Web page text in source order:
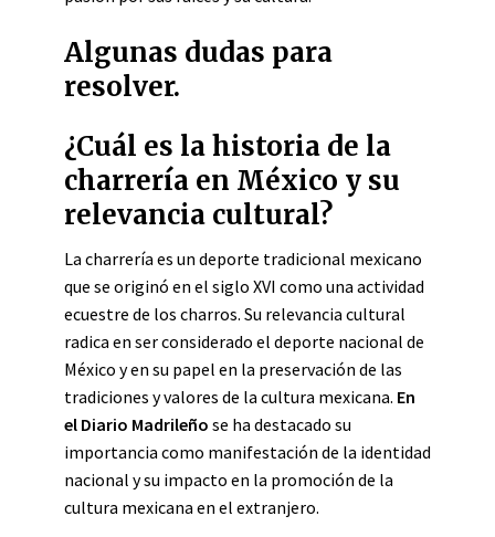
Algunas dudas para
resolver.
¿Cuál es la historia de la
charrería en México y su
relevancia cultural?
La charrería es un deporte tradicional mexicano
que se originó en el siglo XVI como una actividad
ecuestre de los charros. Su relevancia cultural
radica en ser considerado el deporte nacional de
México y en su papel en la preservación de las
tradiciones y valores de la cultura mexicana. En
el Diario Madrileño se ha destacado su
importancia como manifestación de la identidad
nacional y su impacto en la promoción de la
cultura mexicana en el extranjero.